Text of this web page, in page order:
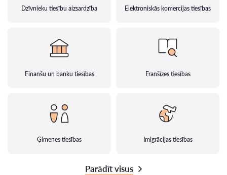
Dzīvnieku tiesību aizsardzība Elektroniskās komercijas tiesības
Finanšu un banku tiesības Franšīzes tiesības
Ģimenes tiesības Imigrācijas tiesības
Parādīt visus